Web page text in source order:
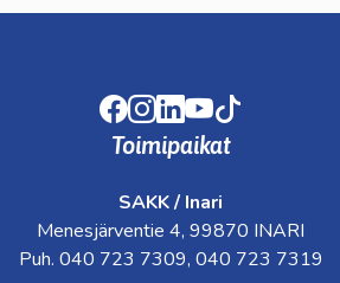
Facebook
Instagram
LinkedIn
Youtube
Toimipaikat
SAKK / Inari
Menesjärventie 4, 99870 INARI
Puh. 040 723 7309, 040 723 7319